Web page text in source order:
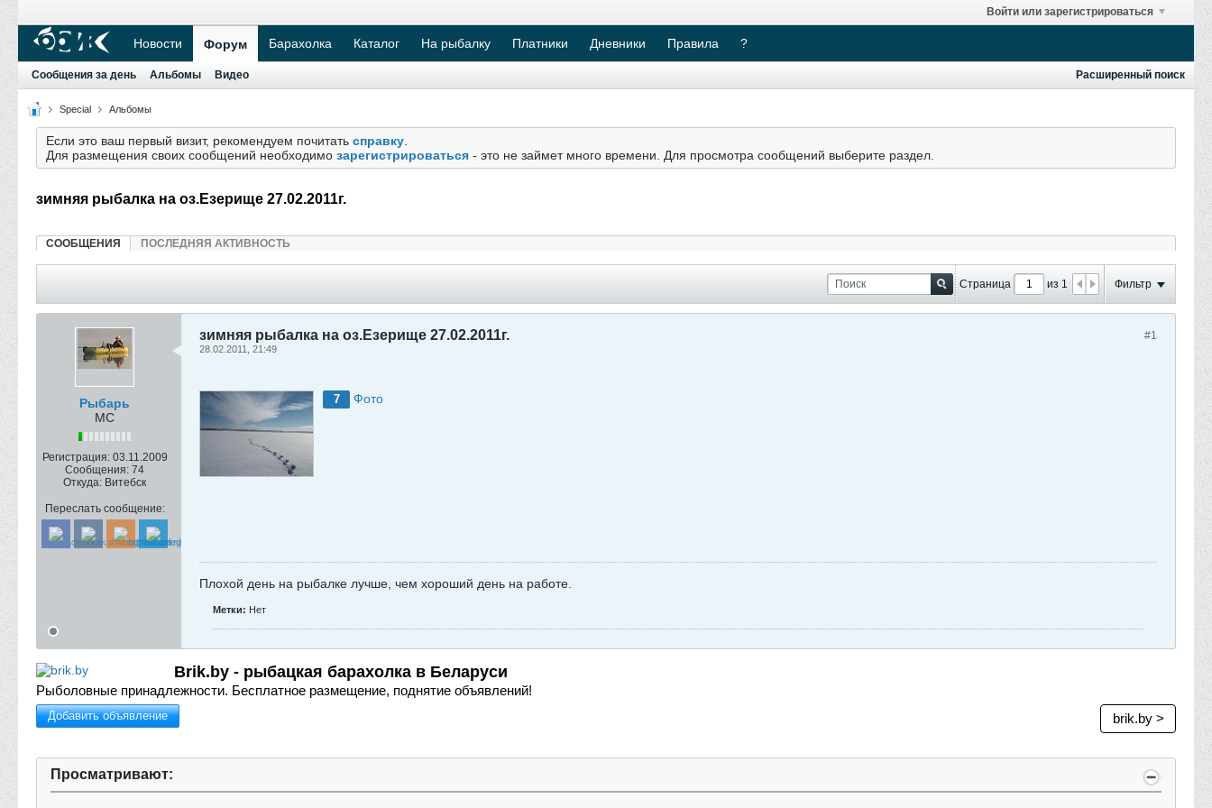
Войти или зарегистрироваться
Новости Форум Барахолка Каталог На рыбалку Платники Дневники Правила ?
Сообщения за день Альбомы Видео Расширенный поиск
Special Альбомы
Если это ваш первый визит, рекомендуем почитать справку
Для размещения своих сообщений необходимо зарегистрироваться - это не займет много времени. Для просмотра сообщений выберите раздел.
зимняя рыбалка на оз.Езерище 27.02.2011г.
СООБЩЕНИЯ ПОСЛЕДНЯЯ АКТИВНОСТЬ
Страница из 1 Фильтр
Рыбарь
МС
Регистрация: 03.11.2009
Сообщения: 74
Откуда: Витебск
Переслать сообщение:
#1
зимняя рыбалка на оз.Езерище 27.02.2011г.
28.02.2011, 21:49
7 Фото
Плохой день на рыбалке лучше, чем хороший день на работе.
Метки: Нет
Brik.by - рыбацкая барахолка в Беларуси
Рыболовные принадлежности. Бесплатное размещение, поднятие объявлений!
Добавить объявление brik.by >
Просматривают: